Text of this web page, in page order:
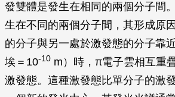
發雙體是發生在相同的兩個分子間
生在不同的兩個分子間，其形成原
的分子與另一處於激發態的分子靠
埃＝10-10 m）時，π電子雲相互重
激發態。這種激發態比單分子的激